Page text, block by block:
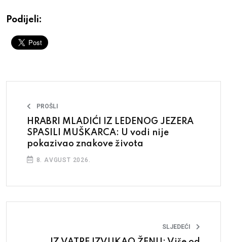
Podijeli:
PROŠLI
HRABRI MLADIĆI IZ LEDENOG JEZERA
SPASILI MUŠKARCA: U vodi nije
pokazivao znakove života
8. AVGUST 2026.
SLJEDEĆI